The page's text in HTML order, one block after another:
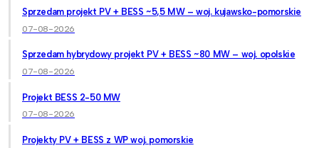
Sprzedam projekt PV + BESS ~5,5 MW – woj. kujawsko-pomorskie
07-08-2026
Sprzedam hybrydowy projekt PV + BESS ~80 MW – woj. opolskie
07-08-2026
Projekt BESS 2-50 MW
07-08-2026
Projekty PV + BESS z WP woj. pomorskie